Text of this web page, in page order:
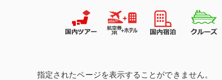
指定されたページを表示することができません。